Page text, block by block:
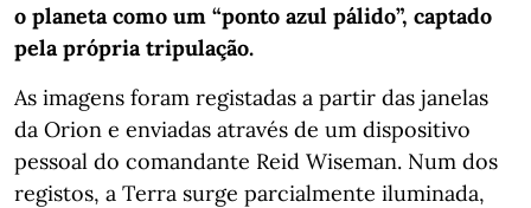
o planeta como um “ponto azul pálido”, captado
pela própria tripulação.
As imagens foram registadas a partir das janelas
da Orion e enviadas através de um dispositivo
pessoal do comandante Reid Wiseman. Num dos
registos, a Terra surge parcialmente iluminada,